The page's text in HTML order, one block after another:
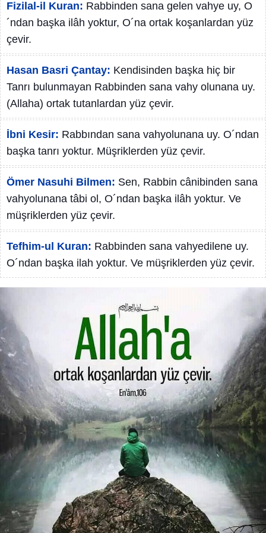
Fizilal-il Kuran: Rabbinden sana gelen vahye uy, O
´ndan başka ilâh yoktur, O´na ortak koşanlardan yüz
çevir.
Hasan Basri Çantay: Kendisinden başka hiç bir
Tanrı bulunmayan Rabbinden sana vahy olunana uy.
(Allaha) ortak tutanlardan yüz çevir.
İbni Kesir: Rabbından sana vahyolunana uy. O´ndan
başka tanrı yoktur. Müşriklerden yüz çevir.
Ömer Nasuhi Bilmen: Sen, Rabbin cânibinden sana
vahyolunana tâbi ol, O´ndan başka ilâh yoktur. Ve
müşriklerden yüz çevir.
Tefhim-ul Kuran: Rabbinden sana vahyedilene uy.
O´ndan başka ilah yoktur. Ve müşriklerden yüz çevir.